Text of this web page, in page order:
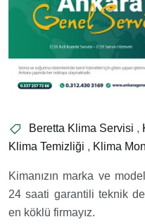
Beretta Klima Servisi ,
Klima Temizliği , Klima
Kimanızın marka ve
24 saati garantili teknik
en köklü firmayız.